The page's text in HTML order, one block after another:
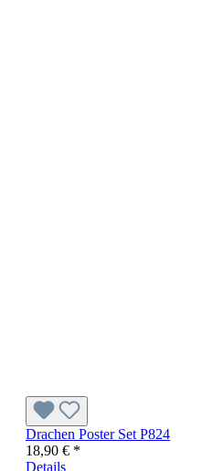
Drachen Poster Set P824
18,90 € *
Details